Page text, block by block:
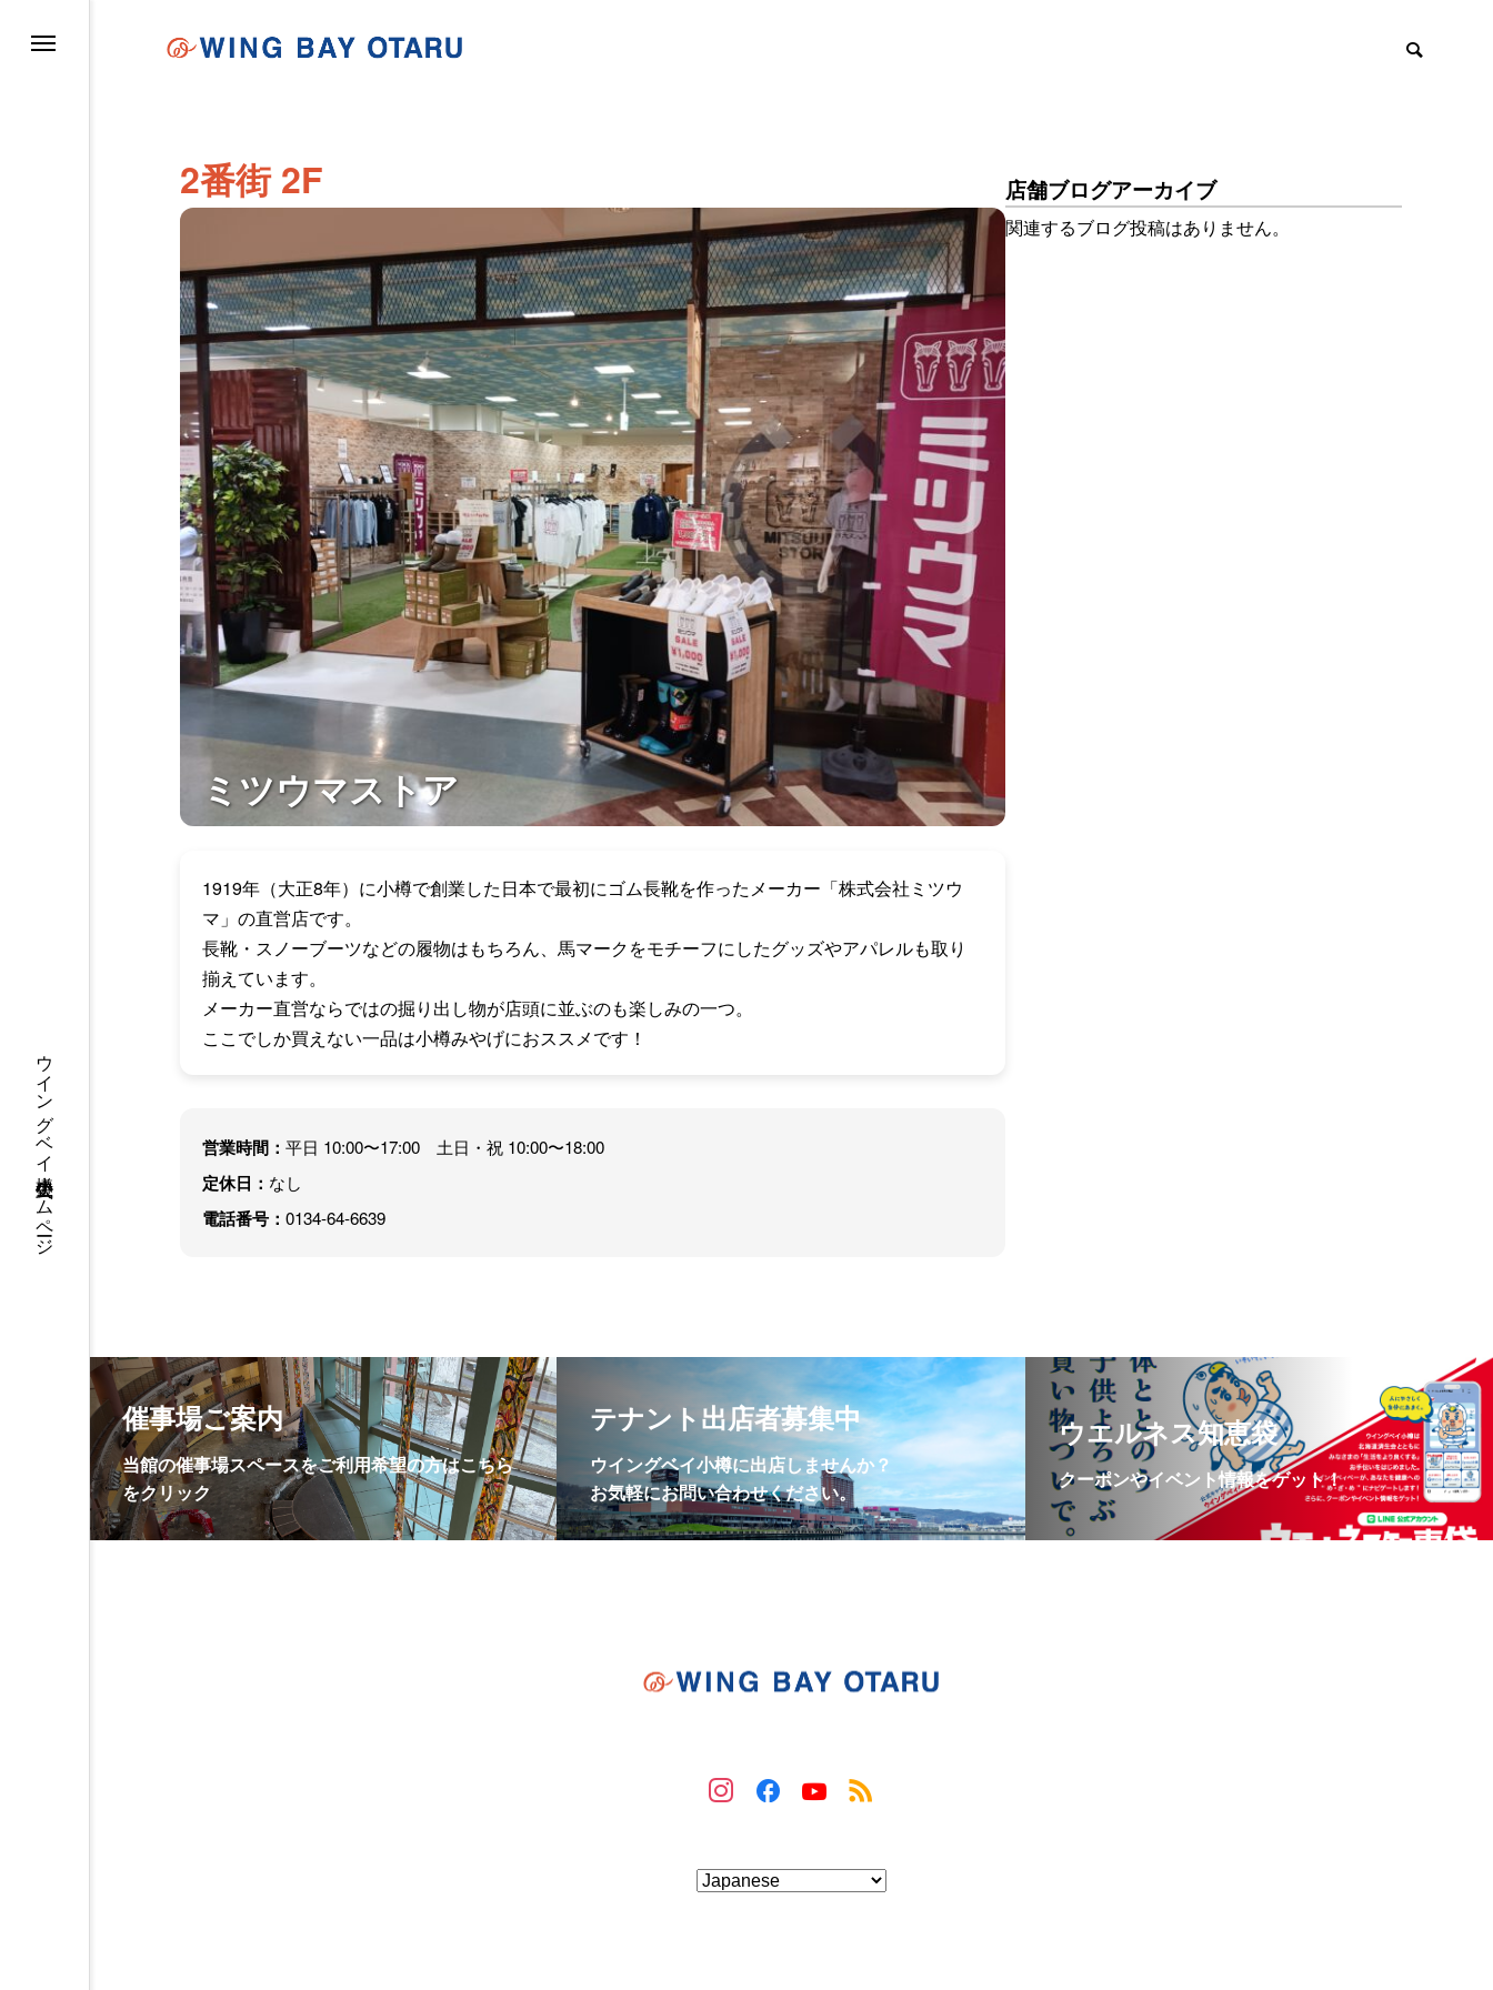
ウイングベイ小樽 公式ホームページ
2番街 2F
ミツウマストア
1919年（大正8年）に小樽で創業した日本で最初にゴム長靴を作ったメーカー「株式会社ミツウ
マ」の直営店です。
長靴・スノーブーツなどの履物はもちろん、馬マークをモチーフにしたグッズやアパレルも取り
揃えています。
メーカー直営ならではの掘り出し物が店頭に並ぶのも楽しみの一つ。
ここでしか買えない一品は小樽みやげにおススメです！
営業時間： 平日 10:00〜17:00 土日・祝 10:00〜18:00
定休日： なし
電話番号： 0134-64-6639
店舗ブログアーカイブ
関連するブログ投稿はありません。
催事場ご案内
当館の催事場スペースをご利用希望の方はこちら
をクリック
テナント出店者募集中
ウイングベイ小樽に出店しませんか？
お気軽にお問い合わせください。
ウエルネス知恵袋
クーポンやイベント情報をゲット！